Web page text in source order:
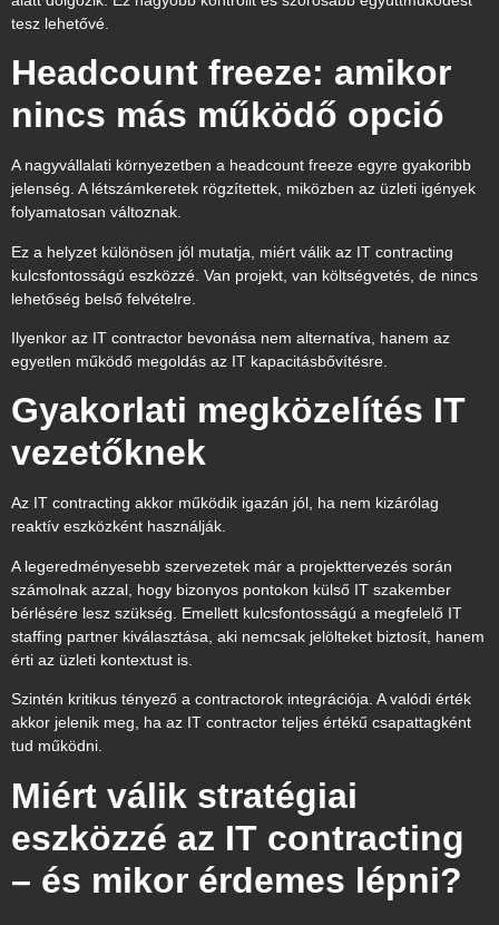
tesz lehetővé.
Headcount freeze: amikor
nincs más működő opció
A nagyvállalati környezetben a headcount freeze egyre gyakoribb
jelenség. A létszámkeretek rögzítettek, miközben az üzleti igények
folyamatosan változnak.
Ez a helyzet különösen jól mutatja, miért válik az IT contracting
kulcsfontosságú eszközzé. Van projekt, van költségvetés, de nincs
lehetőség belső felvételre.
Ilyenkor az IT contractor bevonása nem alternatíva, hanem az
egyetlen működő megoldás az IT kapacitásbővítésre.
Gyakorlati megközelítés IT
vezetőknek
Az IT contracting akkor működik igazán jól, ha nem kizárólag
reaktív eszközként használják.
A legeredményesebb szervezetek már a projekttervezés során
számolnak azzal, hogy bizonyos pontokon külső IT szakember
bérlésére lesz szükség. Emellett kulcsfontosságú a megfelelő IT
staffing partner kiválasztása, aki nemcsak jelölteket biztosít, hanem
érti az üzleti kontextust is.
Szintén kritikus tényező a contractorok integrációja. A valódi érték
akkor jelenik meg, ha az IT contractor teljes értékű csapattagként
tud működni.
Miért válik stratégiai
eszközzé az IT contracting
– és mikor érdemes lépni?